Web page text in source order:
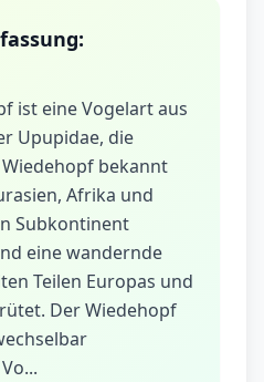
ist eine Vogelart aus
Upupidae, die
bekannt
Afrika und
Subkontinent
eine wandernde
Teilen Europas und
Der Wiedehopf